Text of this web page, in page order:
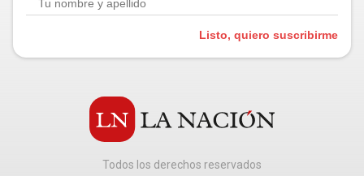
Listo, quiero suscribirme
Todos los derechos reservados